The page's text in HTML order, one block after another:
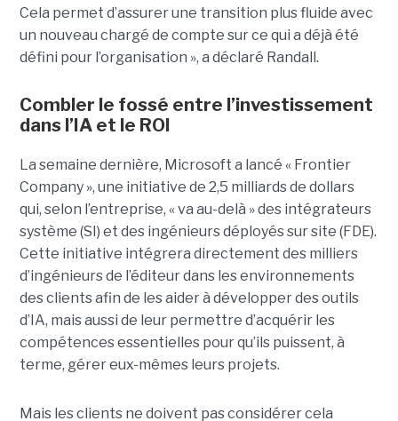
Cela permet d’assurer une transition plus fluide avec
un nouveau chargé de compte sur ce qui a déjà été
défini pour l’organisation », a déclaré Randall.
Combler le fossé entre l’investissement
dans l’IA et le ROI
La semaine dernière, Microsoft a lancé « Frontier
Company », une initiative de 2,5 milliards de dollars
qui, selon l’entreprise, « va au-delà » des intégrateurs
système (SI) et des ingénieurs déployés sur site (FDE).
Cette initiative intégrera directement des milliers
d’ingénieurs de l’éditeur dans les environnements
des clients afin de les aider à développer des outils
d’IA, mais aussi de leur permettre d’acquérir les
compétences essentielles pour qu’ils puissent, à
terme, gérer eux-mêmes leurs projets.
Mais les clients ne doivent pas considérer cela